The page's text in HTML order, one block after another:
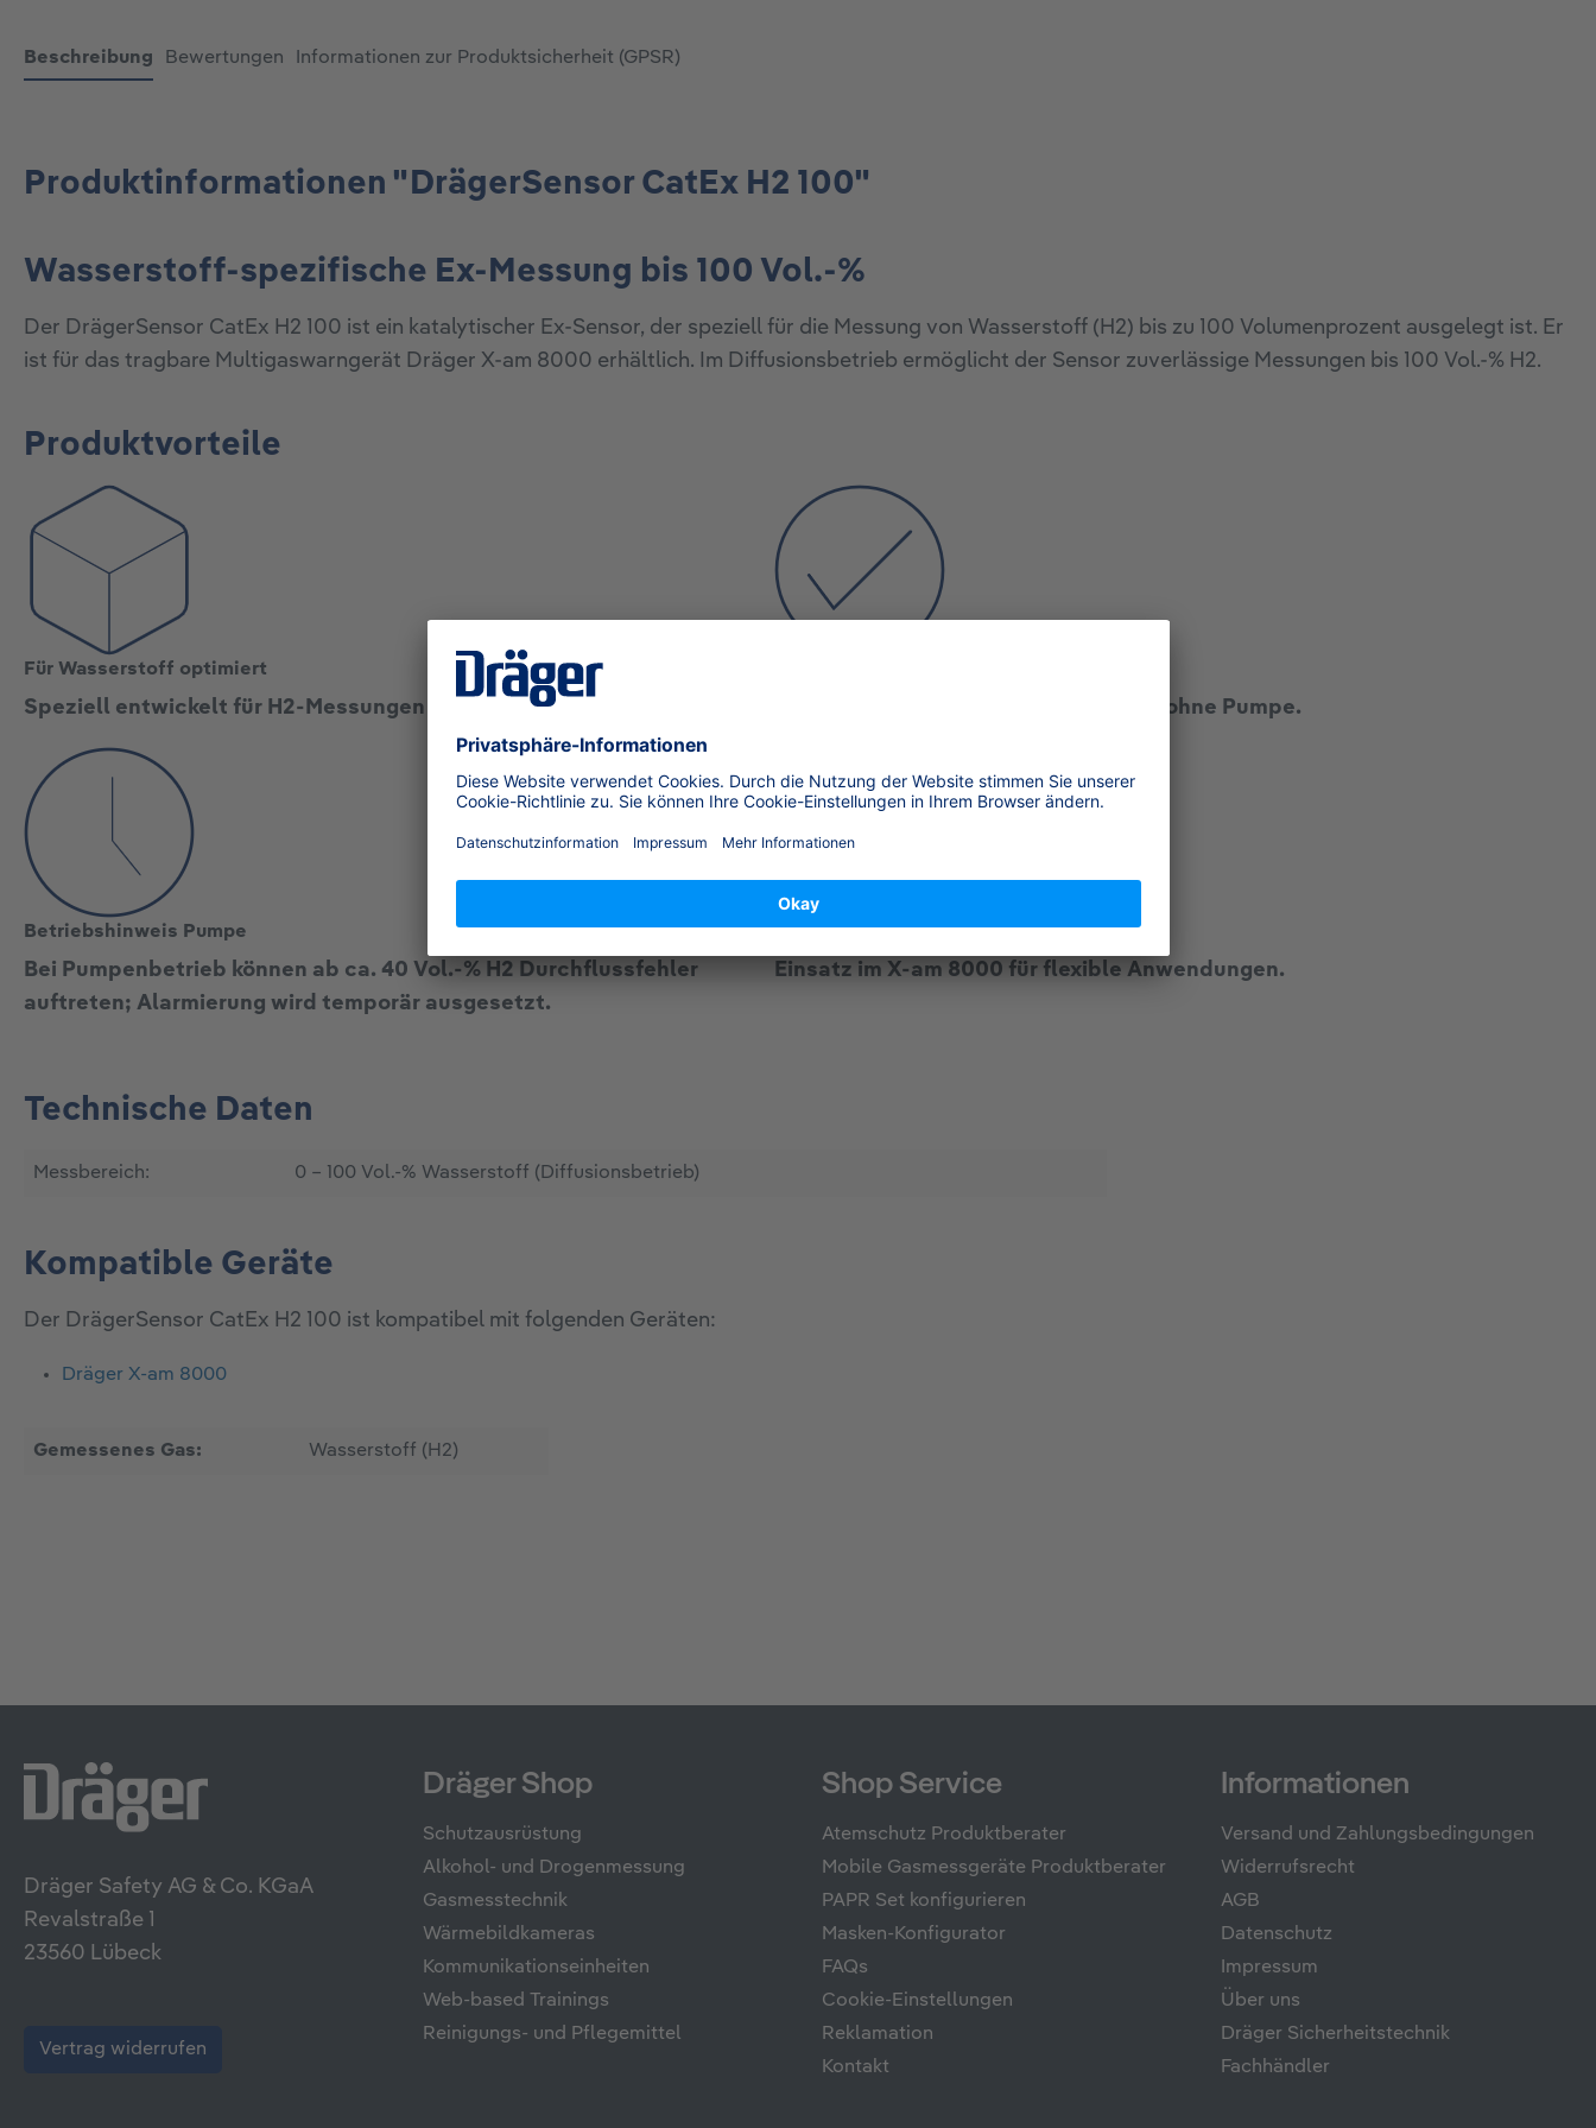
Beschreibung Bewertungen Informationen zur Produktsicherheit (GPSR)
Produktinformationen "DrägerSensor CatEx H2 100"
Wasserstoff-spezifische Ex-Messung bis 100 Vol.-%
Der DrägerSensor CatEx H2 100 ist ein katalytischer Ex-Sensor, der speziell für die Messung von Wasserstoff (H2) bis zu 100 Volumenprozent ausgelegt ist. Er
ist für das tragbare Multigaswarngerät Dräger X-am 8000 erhältlich. Im Diffusionsbetrieb ermöglicht der Sensor zuverlässige Messungen bis 100 Vol.-% H2.
Produktvorteile
Für Wasserstoff optimiert
Speziell entwickelt für H2-Messungen bis 100 Vol.-%. Stabile Messungen bis 100 Vol.-% H2 ohne Pumpe.
Betriebshinweis Pumpe
Bei Pumpenbetrieb können ab ca. 40 Vol.-% H2 Durchflussfehler
auftreten; Alarmierung wird temporär ausgesetzt.
Kompatibel mit X-am 8000
Einsatz im X-am 8000 für flexible Anwendungen.
Technische Daten
Messbereich: 0 – 100 Vol.-% Wasserstoff (Diffusionsbetrieb)
Kompatible Geräte
Der DrägerSensor CatEx H2 100 ist kompatibel mit folgenden Geräten:
Dräger X-am 8000
Gemessenes Gas: Wasserstoff (H2)
Dräger Safety AG & Co. KGaA
Revalstraße 1
23560 Lübeck
Vertrag widerrufen
Dräger Shop
Schutzausrüstung
Alkohol- und Drogenmessung
Gasmesstechnik
Wärmebildkameras
Kommunikationseinheiten
Web-based Trainings
Reinigungs- und Pflegemittel
Shop Service
Atemschutz Produktberater
Mobile Gasmessgeräte Produktberater
PAPR Set konfigurieren
Masken-Konfigurator
FAQs
Cookie-Einstellungen
Reklamation
Kontakt
Informationen
Versand und Zahlungsbedingungen
Widerrufsrecht
AGB
Datenschutz
Impressum
Über uns
Dräger Sicherheitstechnik
Fachhändler